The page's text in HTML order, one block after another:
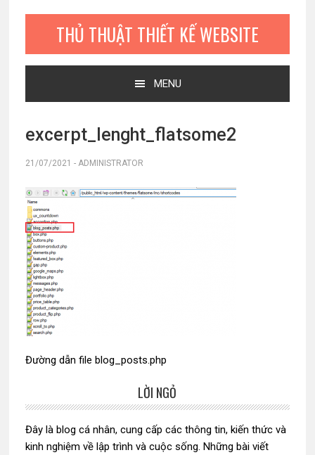
THỦ THUẬT THIẾT KẾ WEBSITE
MENU
excerpt_lenght_flatsome2
21/07/2021 - ADMINISTRATOR
Đường dẫn file blog_posts.php
chính
LỜI NGỎ
Đây là blog cá nhân, cung cấp các thông tin, kiến thức và
kinh nghiệm về lập trình và cuộc sống. Những bài viết